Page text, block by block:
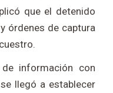
que el detenido
órdenes de captura
información con
llegó a establecer